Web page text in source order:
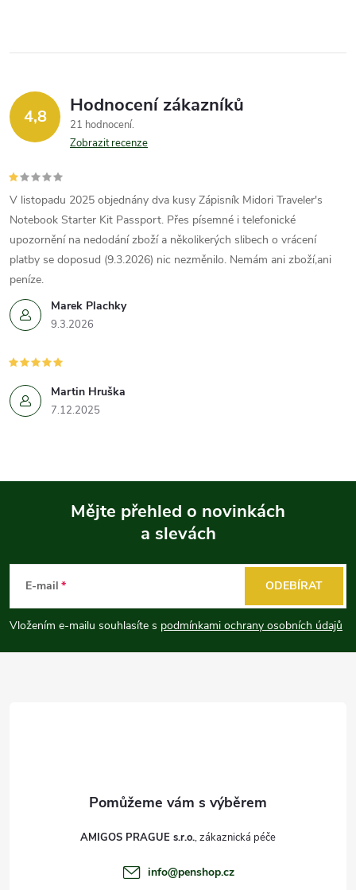
4,8 Hodnocení zákazníků
21 hodnocení
Zobrazit recenze
Marek Plachky
9.3.2026
V listopadu 2025 objednány dva kusy Zápisník Midori Traveler's
Notebook Starter Kit Passport. Přes písemné i telefonické
upozornění na nedodání zboží a několikerých slibech o vrácení
platby se doposud (9.3.2026) nic nezměnilo. Nemám ani zboží,ani
peníze.
Martin Hruška
7.12.2025
p
a
Mějte přehled o novinkách
a slevách
E-mail
Vložením e-mailu souhlasíte s podmínkami ochrany osobních údajů
ODEBÍRAT
AMIGOS PRAGUE s.r.o.
info@penshop.cz